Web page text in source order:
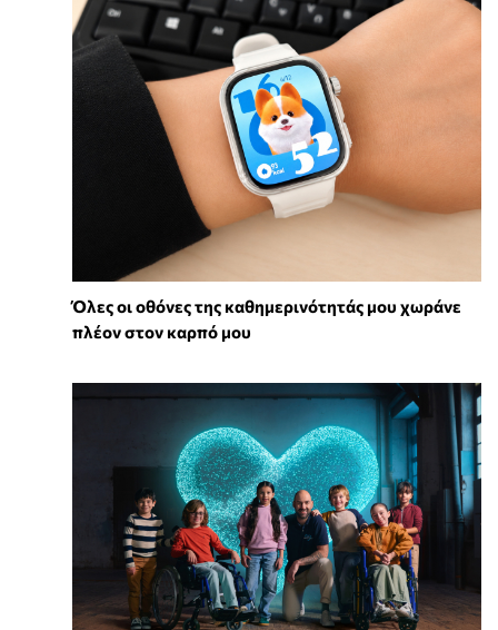
Όλες οι οθόνες της καθημερινότητάς μου χωράνε
πλέον στον καρπό μου